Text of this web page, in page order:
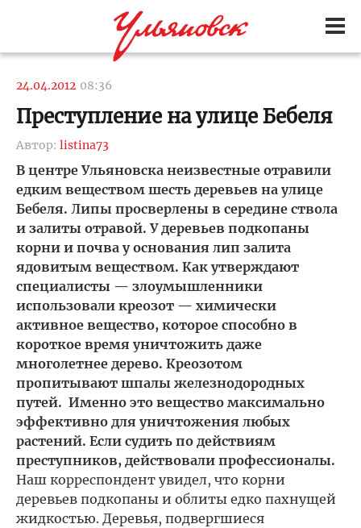
24.04.2012 08:36
Преступление на улице Бебеля
Автор: listina73
В центре Ульяновска неизвестные отравили
едким веществом шесть деревьев на улице
Бебеля. Липы просверлены в середине ствола
и залиты отравой. У деревьев подкопаны
корни и почва у основания лип залита
ядовитым веществом. Как утверждают
специалисты — злоумышленники
использовали креозот — химически
активное вещество, которое способно в
короткое время уничтожить даже
многолетнее дерево. Креозотом
пропитывают шпалы железнодородных
путей. Именно это вещество максимально
эффективно для уничтожения любых
растений. Если судить по действиям
преступников, действовали профессионалы.
Наш корреспондент увидел, что корни
деревьев подкопаны и облиты едко пахнущей
жидкостью. Деревья, подвергшиеся